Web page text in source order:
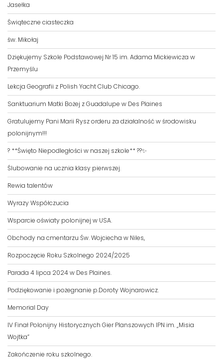
Jasełka
Świąteczne ciasteczka
św. Mikołaj
Dziękujemy Szkole Podstawowej Nr 15 im. Adama Mickiewicza w
Przemyślu
Lekcja Geografii z Polish Yacht Club Chicago.
Sanktuarium Matki Bożej z Guadalupe w Des Plaines
Gratulujemy Pani Marii Rysz orderu za działalność w środowisku
polonijnym!!!
? **Święto Niepodległości w naszej szkole** ??✨
Ślubowanie na ucznia klasy pierwszej.
Rewia talentów
Wyrazy Współczucia
Wsparcie oświaty polonijnej w USA.
Obchody na cmentarzu Św. Wojciecha w Niles,
Rozpoczęcie Roku Szkolnego 2024/2025
Parada 4 lipca 2024 w Des Plaines.
Podziękowanie i pożegnanie p.Doroty Wojnarowicz.
Memorial Day
IV Finał Polonijny Historycznych Gier Planszowych IPN im. „Misia
Wojtka”
Zakończenie roku szkolnego.